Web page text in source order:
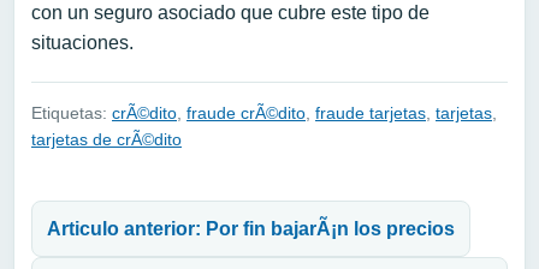
con un seguro asociado que cubre este tipo de
situaciones.
Etiquetas: crÃ©dito fraude crÃ©dito fraude tarjetas tarjetas
tarjetas de crÃ©dito
Articulo anterior: Por fin bajarÃ¡n los precios